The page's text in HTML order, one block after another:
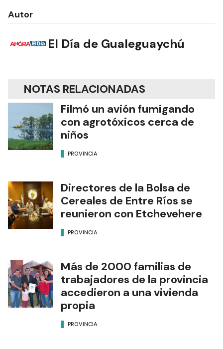
Autor
El Día de Gualeguaychú
NOTAS RELACIONADAS
Filmó un avión fumigando
con agrotóxicos cerca de
niños
PROVINCIA
Directores de la Bolsa de
Cereales de Entre Ríos se
reunieron con Etchevehere
PROVINCIA
Más de 2000 familias de
trabajadores de la provincia
accedieron a una vivienda
propia
PROVINCIA